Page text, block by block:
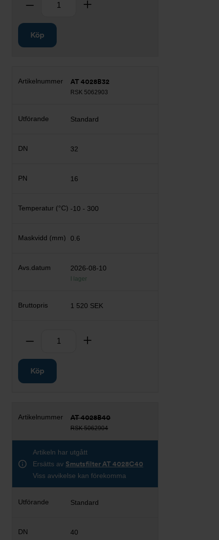
Ta bort
Köp
AT 4028B32
RSK 5062903
Standard
32
16
-10 - 300
0.6
2026-08-10
I lager
1 520 SEK
Ta bort
Köp
AT 4028B40
RSK 5062904
Artikeln har utgått
Ersätts av Smutsfilter AT 4028C40
Viss avvikelse kan förekomma
Standard
40